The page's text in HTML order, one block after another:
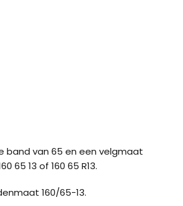
band van 65 en een velgmaat
65 13 of 160 65 R13.
160/65-13.